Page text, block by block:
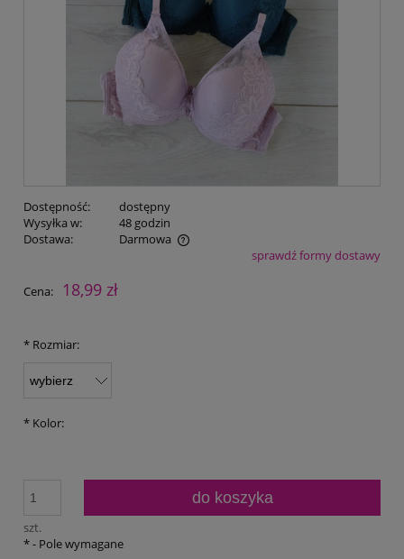
Dostępność:
dostępny
Wysyłka w:
48 godzin
Dostawa:
Darmowa
Cena nie zawiera ewentualnych kosztów płatnościsprawdź formy dostawy
Cena: 18,99 zł
* Rozmiar:
* Kolor:
szt.
do koszyka
*- Pole wymagane